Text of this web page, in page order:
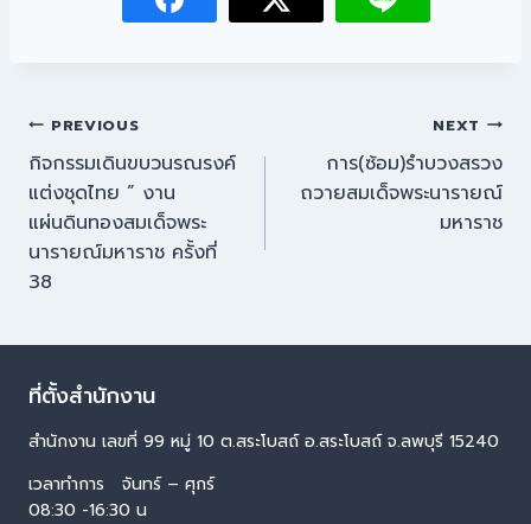
PREVIOUS
กิจกรรมเดินขบวนรณรงค์
แต่งชุดไทย ” งาน
แผ่นดินทองสมเด็จพระ
นารายณ์มหาราช ครั้งที่
38
NEXT
การ(ซ้อม)รำบวงสรวง
ถวายสมเด็จพระนารายณ์
มหาราช
ที่ตั้งสำนักงาน
สำนักงาน เลขที่ 99 หมู่ 10 ต.สระโบสถ์ อ.สระโบสถ์ จ.ลพบุรี 15240
เวลาทำการ จันทร์ – ศุกร์
08:30 -16:30 น